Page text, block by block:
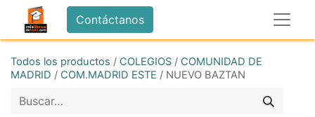
Contáctanos
Todos los productos / COLEGIOS / COMUNIDAD DE
MADRID / COM.MADRID ESTE / NUEVO BAZTAN